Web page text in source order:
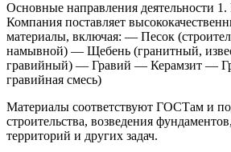
Основные направления деятельности 1.
Компания поставляет
материалы, включая: — Песок
намывной) — Щебень (гранитный,
гравийный) — Гравий — Керамзит —
гравийная смесь)
Материалы соответствуют ГОСТам и
строительства, возведения
территорий и других задач.